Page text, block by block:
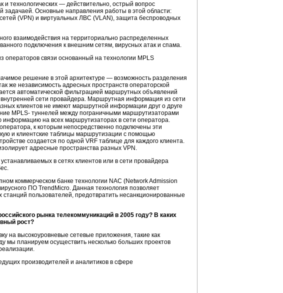
и технологических — действительно, острый вопрос
Основные направления работы в этой области:
(VPN) и виртуальных ЛВС (VLAN), защита беспроводных
взаимодействия на территориально распределенных
подключения к внешним сетям, вирусных атак и спама.
операторов связи основанный на технологии MPLS
решение в этой архитектуре — возможность разделения
же независимость адресных пространств операторской
автоматической фильтрацией маршрутных объявлений
сети провайдера. Маршрутная информация из сети
клиентов не имеют маршрутной информации друг о друге
MPLS- туннелей между пограничными маршрутизаторами
на всех маршрутизаторах в сети оператора.
к которым непосредственно подключены эти
и клиентские таблицы маршрутизации с помощью
создается по одной VRF таблице для каждого клиента.
адресные пространства разных VPN.
в сетях клиентов или в сети провайдера
коммерческом банке технологии NAC (Network Admission
ПО TrendMicro. Данная технология позволяет
пользователей, предотвратить несанкционированные
рынка телекоммуникаций в 2005 году? В каких
рост?
на высокоуровневые сетевые приложения, такие как
мы планируем осуществить несколько больших проектов
производителей и аналитиков в сфере